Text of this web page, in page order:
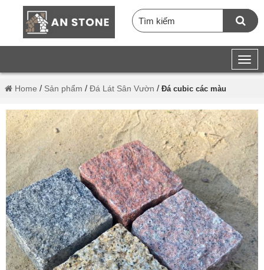
Home / Sản phẩm / Đá Lát Sân Vườn / Đá cubic các màu